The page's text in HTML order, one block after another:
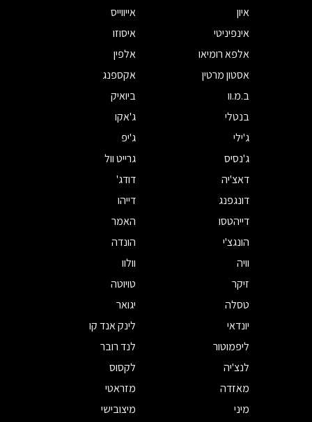
איון
אייווייס
אינפיניטי
איסוזו
אלפא רומיאו
אלפין
אסטון מרטין
אקספנג
ב.מ.וו
ביואיק
בנטלי
ג'אקו
ג'ילי
ג'יפ
ג'נסיס
גרייט וול
דאצ'יה
דודג'
דונגפנג
דייהו
דייהטסו
האמר
הונגצ'י
הונדה
וויה
וולוו
זיקר
טויוטה
טסלה
יגואר
יונדאי
לינק אנד קו
ליפמוטור
לנד רובר
לנצ'יה
לקסוס
מאזדה
מזראטי
מיני
מיצובישי